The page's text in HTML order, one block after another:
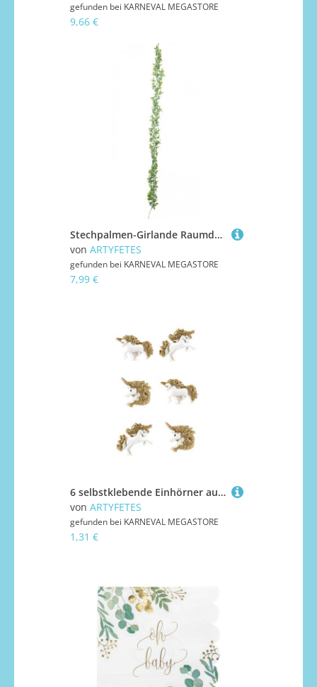
gefunden bei KARNEVAL MEGASTORE
9,66 €
Stechpalmen-Girlande Raumdeko für Weihnachten grün 175 cm
von ARTYFETES
gefunden bei KARNEVAL MEGASTORE
7,99 €
6 selbstklebende Einhörner aus Harz Weiß und Goldglitzer 3 cm
von ARTYFETES
gefunden bei KARNEVAL MEGASTORE
1,31 €